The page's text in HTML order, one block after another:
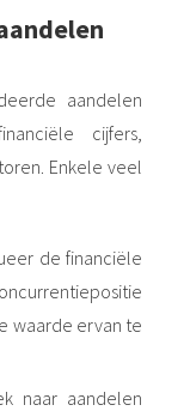
aandelen
cijfers,
Enkele veel
de financiële
waarde ervan te
naar aandelen